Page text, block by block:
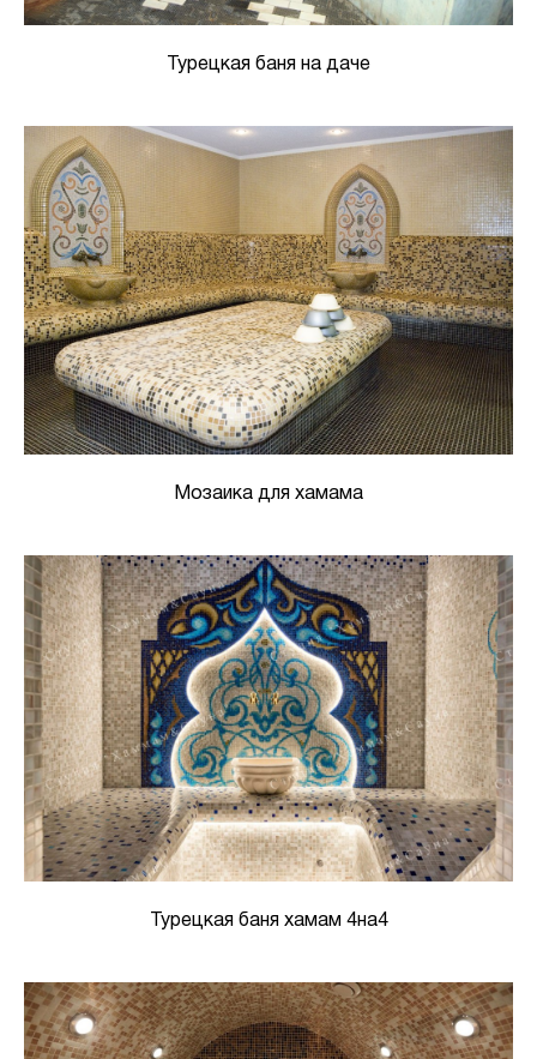
Турецкая баня на даче
Мозаика для хамама
Турецкая баня хамам 4на4